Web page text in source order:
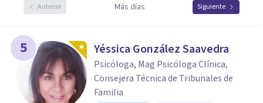
Anterior Más días Siguiente
5 Yéssica González Saavedra
Psicóloga, Mag Psicóloga Clínica,
Consejera Técnica de Tribunales de
Familia